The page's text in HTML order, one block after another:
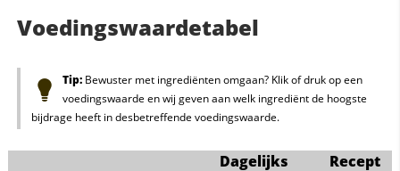
Voedingswaardetabel
Tip:Bewuster met ingrediënten omgaan? Klik of druk op een
voedingswaarde en wij geven aan welk ingrediënt de hoogste
bijdrage heeft in desbetreffende voedingswaarde.
Dagelijks
Recept